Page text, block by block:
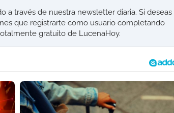
a través de nuestra newsletter diaria. Si deseas
que registrarte como usuario completando
gratuito de LucenaHoy.